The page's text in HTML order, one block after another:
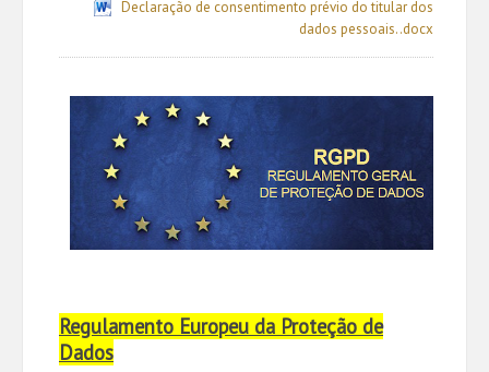
Utilizador não identificado. (
Declaração de consentimento prévio do titular dos
dados pessoais..docx
Regulamento Europeu da Proteção de
Dados